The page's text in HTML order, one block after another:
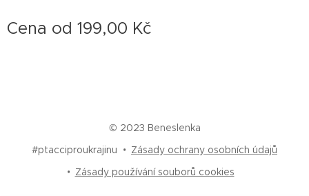
Cena od 199,00 Kč
© 2023 Beneslenka
#ptacciproukrajinu
Zásady ochrany osobních údajů
Zásady používání souborů cookies